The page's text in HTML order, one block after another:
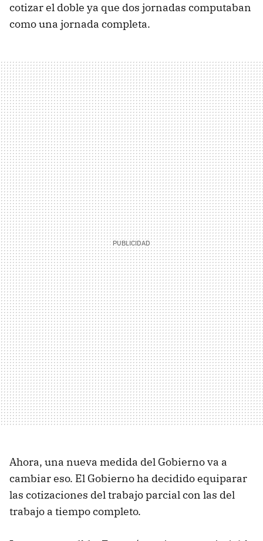
cotizar el doble ya que dos jornadas computaban
como una jornada completa.
Ahora, una nueva medida del Gobierno va a
cambiar eso. El Gobierno ha decidido equiparar
las cotizaciones del trabajo parcial con las del
trabajo a tiempo completo.